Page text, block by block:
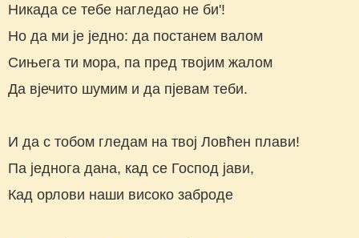
Никада се тебе нагледао не би'!
Но да ми је једно: да постанем валом
Сињега ти мора, па пред твојим жалом
Да вјечито шумим и да пјевам теби.
И да с тобом гледам на твој Ловћен плави!
Па једнога дана, кад се Господ јави,
Кад орлови наши високо заброде